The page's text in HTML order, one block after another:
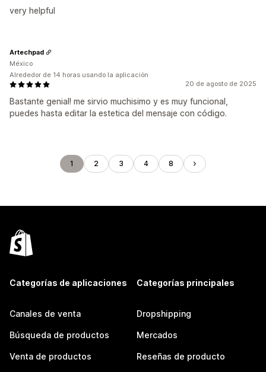
very helpful
20 de agosto de 2025
Bastante genial! me sirvio muchisimo y es muy funcional,
puedes hasta editar la estetica del mensaje con código.
Artechpad
México
Alrededor de 14 horas usando la aplicación
1 2 3 4 8
Categorías de aplicaciones
Canales de venta
Búsqueda de productos
Venta de productos
Categorías principales
Dropshipping
Mercados
Reseñas de producto